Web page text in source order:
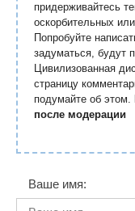
придерживайтесь
оскорбительных
Попробуйте
задуматься, будут
Цивилизованная
страницу
подумайте об этом.
после модерации
Ваше имя: